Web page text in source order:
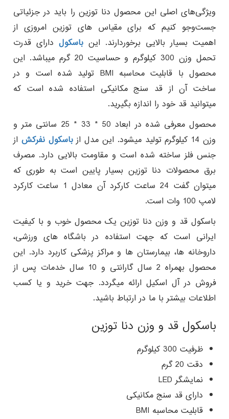
ویژگی‌های اصلی این محصول دنا توزین را باید در جزئیاتی
جست‌وجو کنیم که برای مقیاس های توزین امروزی از
اهمیت بسیار بالایی برخوردارند. این باسکول دارای قدرت
تحمل وزن 300 کیلوگرم و حساسیت 20 گرم میباشد. این
محصول با قابلیت محاسبه BMI تولید شده است و در
ساخت آن از قد سنج مکانیکی استفاده شده است که
میتوانید قد خود را اندازه بگیرید.
محصول معرفی شده در ابعاد 50 * 33 * 25 سانتی متر و
وزن 14 کیلوگرم تولید میشود. این مدل از
باسکول نفرکش از
جنس فلز ساخته شده است و مقاومت بالایی دارد. مصرف
برق محصولات دنا توزین بسیار پایین است به طوری که
میتوان گفت 24 ساعت کارکرد آن معادل 1 ساعت کارکرد
لامپ 100 وات است.
باسکول قد و وزن دنا توزین یک محصول خوب و با کیفیت
ایرانی است که جهت استفاده در باشگاه های ورزشی،
داروخانه ها، بیمارستان ها و مراکز پزشکی کاربرد دارد. این
محصول بهمراه 2 سال گارانتی و 10 سال خدمات پس از
فروش در آل اسکیل ارائه میگردد. جهت خرید و یا کسب
اطلاعات بیشتر با ما در ارتباط باشید.
باسکول قد و وزن دنا توزین
ظرفیت 300 کیلوگرم
دقت 20 گرم
نمایشگر LED
دارای قد سنج مکانیکی
قابلیت محاسبه BMI